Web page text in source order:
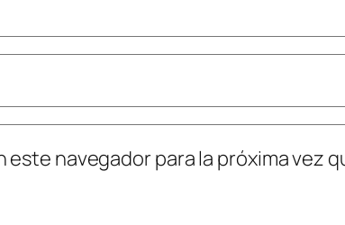
navegador para la próxima vez